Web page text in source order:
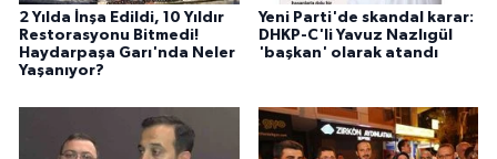
2 Yılda İnşa Edildi, 10 Yıldır
Restorasyonu Bitmedi!
Haydarpaşa Garı'nda Neler
Yaşanıyor?
Yeni Parti'de skandal karar:
DHKP-C'li Yavuz Nazlıgül
'başkan' olarak atandı